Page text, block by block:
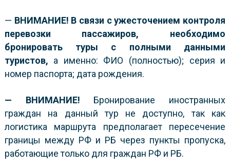
— ВНИМАНИЕ! В связи с ужесточением контроля
перевозки пассажиров, необходимо
бронировать туры с полными данными
туристов, а именно: ФИО (полностью); серия и
номер паспорта; дата рождения.
— ВНИМАНИЕ! Бронирование иностранных
граждан на данный тур не доступно, так как
логистика маршрута предполагает пересечение
границы между РФ и РБ через пункты пропуска,
работающие только для граждан РФ и РБ.